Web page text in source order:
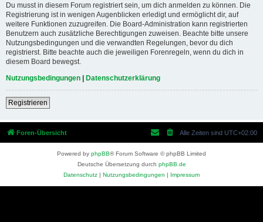
Du musst in diesem Forum registriert sein, um dich anmelden zu können. Die
Registrierung ist in wenigen Augenblicken erledigt und ermöglicht dir, auf
weitere Funktionen zuzugreifen. Die Board-Administration kann registrierten
Benutzern auch zusätzliche Berechtigungen zuweisen. Beachte bitte unsere
Nutzungsbedingungen und die verwandten Regelungen, bevor du dich
registrierst. Bitte beachte auch die jeweiligen Forenregeln, wenn du dich in
diesem Board bewegst.
Nutzungsbedingungen | Datenschutzerklärung
Registrieren
Foren-Übersicht Alle Zeiten sind UTC+02:00
Powered by phpBB® Forum Software © phpBB Limited
Deutsche Übersetzung durch phpBB.de
Datenschutz | Nutzungsbedingungen | Impressum